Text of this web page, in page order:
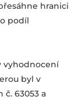
hranici
podíl
vyhodnocení
byl v
63053 a